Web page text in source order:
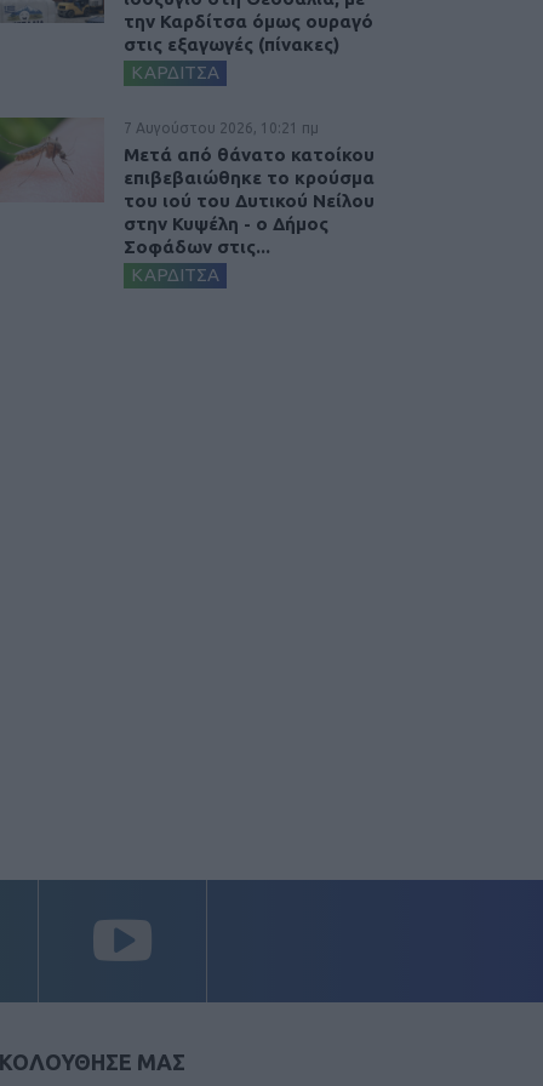
την Καρδίτσα όμως ουραγό
στις εξαγωγές (πίνακες)
ΚΑΡΔΙΤΣΑ
7 Αυγούστου 2026, 10:21 πμ
Μετά από θάνατο κατοίκου
επιβεβαιώθηκε το κρούσμα
του ιού του Δυτικού Νείλου
στην Κυψέλη - ο Δήμος
Σοφάδων στις...
ΚΑΡΔΙΤΣΑ
ΜΑΣ